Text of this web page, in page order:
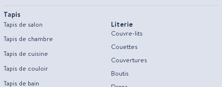
Tapis
Tapis de salon
Tapis de chambre
Tapis de cuisine
Tapis de couloir
Tapis de bain
Literie
Couvre-lits
Couettes
Couvertures
Boutis